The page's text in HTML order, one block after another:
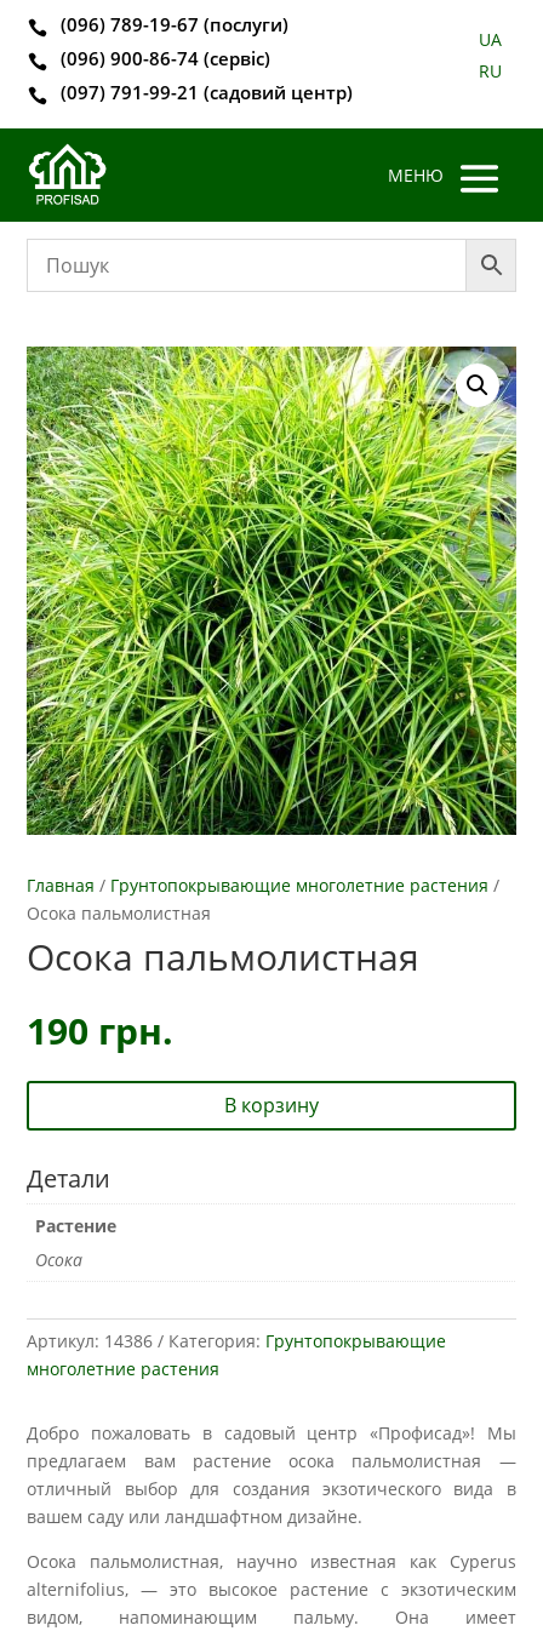
 (096) 789-19-67 (послуги)
 (096) 900-86-74 (сервіс)
 (097) 791-99-21 (садовий центр)
UA
RU
Главная / Грунтопокрывающие многолетние растения /
Осока пальмолистная
Осока пальмолистная
190 грн.
В корзину
Детали
Растение
Осока
Артикул: 14386 Категория: Грунтопокрывающие
многолетние растения
Добро пожаловать в садовый центр «Профисад»! Мы
предлагаем вам растение осока пальмолистная —
отличный выбор для создания экзотического вида в
вашем саду или ландшафтном дизайне.
Осока пальмолистная, научно известная как Cyperus
alternifolius, — это высокое растение с экзотическим
видом, напоминающим пальму. Она имеет